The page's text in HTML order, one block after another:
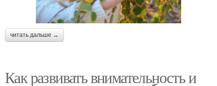
читать дальше →
Как развивать внимательность и